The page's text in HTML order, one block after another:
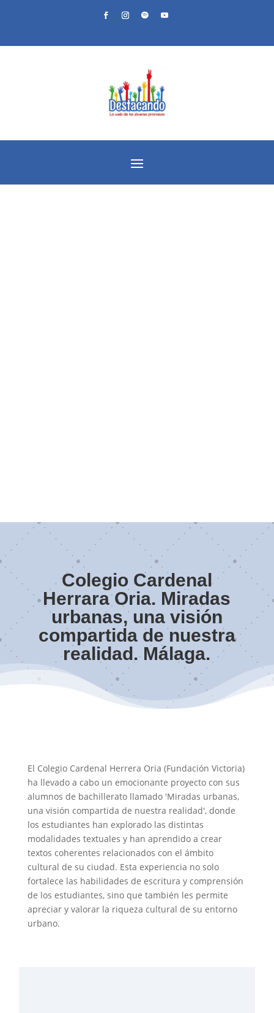
Colegio Cardenal
Herrara Oria. Miradas
urbanas, una visión
compartida de nuestra
realidad. Málaga.
El Colegio Cardenal Herrera Oria (Fundación Victoria)
ha llevado a cabo un emocionante proyecto con sus
alumnos de bachillerato llamado 'Miradas urbanas,
una visión compartida de nuestra realidad', donde
los estudiantes han explorado las distintas
modalidades textuales y han aprendido a crear
textos coherentes relacionados con el ámbito
cultural de su ciudad. Esta experiencia no solo
fortalece las habilidades de escritura y comprensión
de los estudiantes, sino que también les permite
apreciar y valorar la riqueza cultural de su entorno
urbano.